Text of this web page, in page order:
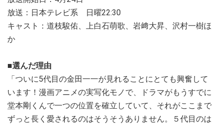
放送：日本テレビ系 日曜22:30
キャスト：道枝駿佑、上白石萌歌、岩﨑大昇、沢村一樹ほ
か
■選んだ理由
「ついに5代目の金田一一が見れることにとても興奮して
います！漫画アニメの実写化モノで、ドラマがもうすでに
堂本剛くんで一つの位置を確立していて、それがここまで
ずっと長く愛されるのはそうそうありません。５代目のは